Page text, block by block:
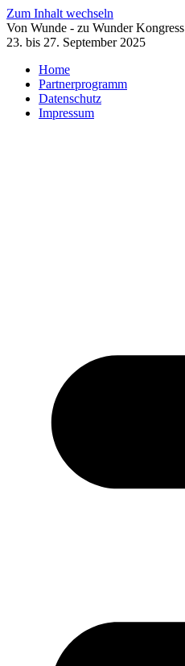
Zum Inhalt wechseln
Von Wunde - zu Wunder Kongress
23. bis 27. September 2025
Home
Partnerprogramm
Datenschutz
Impressum